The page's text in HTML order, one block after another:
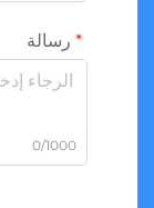
رسالة
0/1000